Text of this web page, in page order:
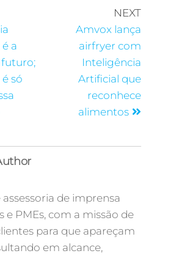
a
futuro;
só
NEXT
Amvox lança
airfryer com
Inteligência
Artificial que
reconhece
alimentos
assessoria de imprensa
e PMEs, com a missão de
para que apareçam
em alcance,